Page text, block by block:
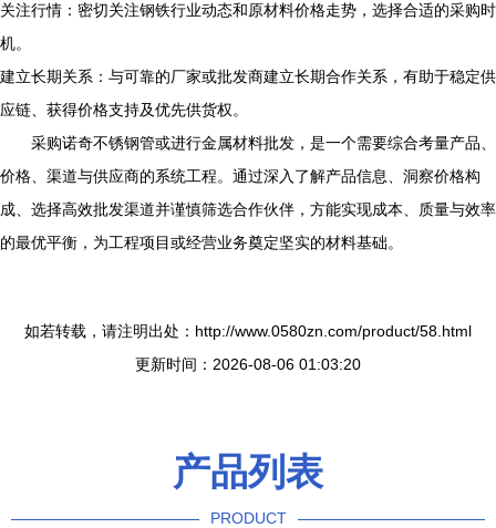
关注行情：密切关注钢铁行业动态和原材料价格走势，选择合适的采购时
机。
建立长期关系：与可靠的厂家或批发商建立长期合作关系，有助于稳定供
应链、获得价格支持及优先供货权。
采购诺奇不锈钢管或进行金属材料批发，是一个需要综合考量产品、
价格、渠道与供应商的系统工程。通过深入了解产品信息、洞察价格构
成、选择高效批发渠道并谨慎筛选合作伙伴，方能实现成本、质量与效率
的最优平衡，为工程项目或经营业务奠定坚实的材料基础。
如若转载，请注明出处：http://www.0580zn.com/product/58.html
更新时间：2026-08-06 01:03:20
产品列表
PRODUCT